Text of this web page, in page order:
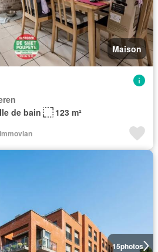
Maison
de bain 123 m²
15photos